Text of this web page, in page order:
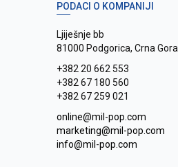
PODACI O KOMPANIJI
Ljiješnje bb
81000 Podgorica, Crna Gora
+382 20 662 553
+382 67 180 560
+382 67 259 021
online@mil-pop.com
marketing@mil-pop.com
info@mil-pop.com